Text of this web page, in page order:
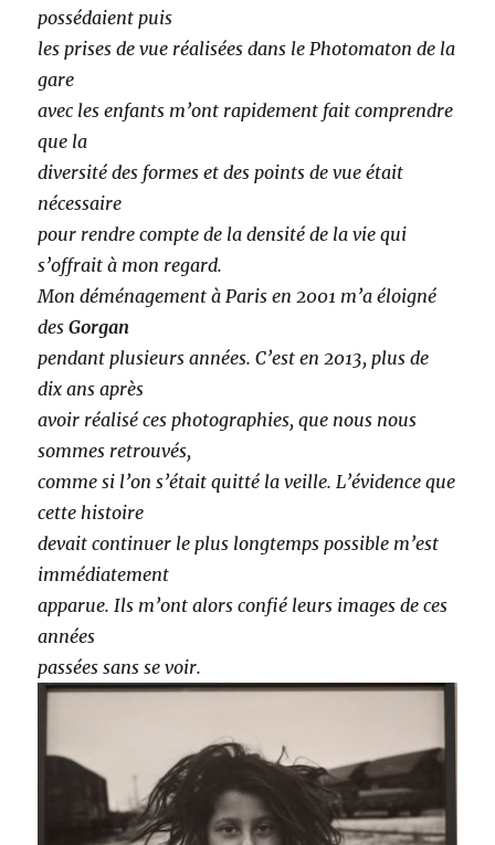
possédaient puis
les prises de vue réalisées dans le Photomaton de la
gare
avec les enfants m’ont rapidement fait comprendre
que la
diversité des formes et des points de vue était
nécessaire
pour rendre compte de la densité de la vie qui
s’offrait à mon regard.
Mon déménagement à Paris en 2001 m’a éloigné
desGorgan
pendant plusieurs années. C’est en 2013, plus de
dix ans après
avoir réalisé ces photographies, que nous nous
sommes retrouvés,
comme si l’on s’était quitté la veille. L’évidence que
cette histoire
devait continuer le plus longtemps possible m’est
immédiatement
apparue. Ils m’ont alors confié leurs images de ces
années
passées sans se voir.